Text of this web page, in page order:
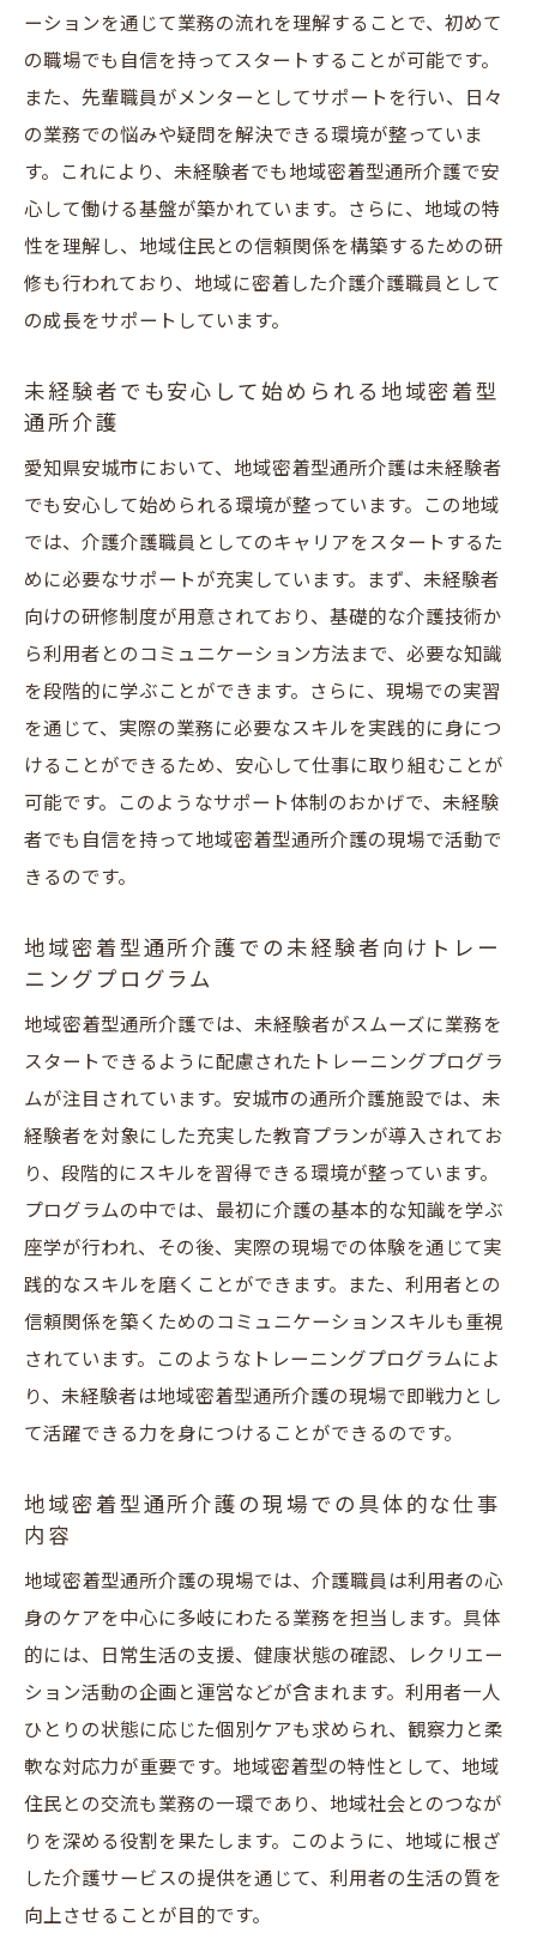
ーションを通じて業務の流れを理解することで、初めて
の職場でも自信を持ってスタートすることが可能です。
また、先輩職員がメンターとしてサポートを行い、日々
の業務での悩みや疑問を解決できる環境が整っていま
す。これにより、未経験者でも地域密着型通所介護で安
心して働ける基盤が築かれています。さらに、地域の特
性を理解し、地域住民との信頼関係を構築するための研
修も行われており、地域に密着した介護介護職員として
の成長をサポートしています。
未経験者でも安心して始められる地域密着型
通所介護
愛知県安城市において、地域密着型通所介護は未経験者
でも安心して始められる環境が整っています。この地域
では、介護介護職員としてのキャリアをスタートするた
めに必要なサポートが充実しています。まず、未経験者
向けの研修制度が用意されており、基礎的な介護技術か
ら利用者とのコミュニケーション方法まで、必要な知識
を段階的に学ぶことができます。さらに、現場での実習
を通じて、実際の業務に必要なスキルを実践的に身につ
けることができるため、安心して仕事に取り組むことが
可能です。このようなサポート体制のおかげで、未経験
者でも自信を持って地域密着型通所介護の現場で活動で
きるのです。
地域密着型通所介護での未経験者向けトレー
ニングプログラム
地域密着型通所介護では、未経験者がスムーズに業務を
スタートできるように配慮されたトレーニングプログラ
ムが注目されています。安城市の通所介護施設では、未
経験者を対象にした充実した教育プランが導入されてお
り、段階的にスキルを習得できる環境が整っています。
プログラムの中では、最初に介護の基本的な知識を学ぶ
座学が行われ、その後、実際の現場での体験を通じて実
践的なスキルを磨くことができます。また、利用者との
信頼関係を築くためのコミュニケーションスキルも重視
されています。このようなトレーニングプログラムによ
り、未経験者は地域密着型通所介護の現場で即戦力とし
て活躍できる力を身につけることができるのです。
地域密着型通所介護の現場での具体的な仕事
内容
地域密着型通所介護の現場では、介護職員は利用者の心
身のケアを中心に多岐にわたる業務を担当します。具体
的には、日常生活の支援、健康状態の確認、レクリエー
ション活動の企画と運営などが含まれます。利用者一人
ひとりの状態に応じた個別ケアも求められ、観察力と柔
軟な対応力が重要です。地域密着型の特性として、地域
住民との交流も業務の一環であり、地域社会とのつなが
りを深める役割を果たします。このように、地域に根ざ
した介護サービスの提供を通じて、利用者の生活の質を
向上させることが目的です。